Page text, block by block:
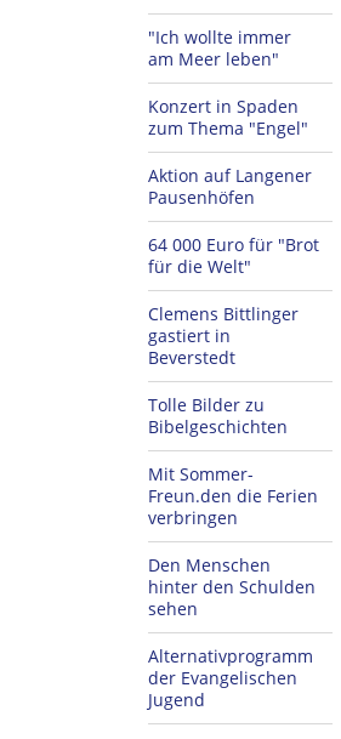
"Ich wollte immer
am Meer leben"
Konzert in Spaden
zum Thema "Engel"
Aktion auf Langener
Pausenhöfen
64 000 Euro für "Brot
für die Welt"
Clemens Bittlinger
gastiert in
Beverstedt
Tolle Bilder zu
Bibelgeschichten
Mit Sommer-
Freun.den die Ferien
verbringen
Den Menschen
hinter den Schulden
sehen
Alternativprogramm
der Evangelischen
Jugend